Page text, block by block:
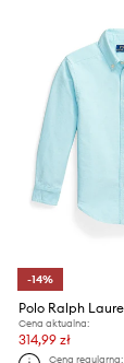
-14%
Cena aktualna:
314,99 zł
Cena regularna: